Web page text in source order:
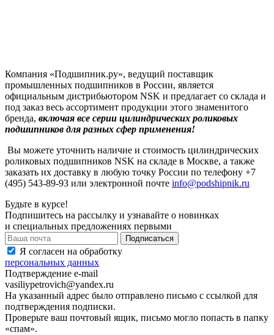
Компания «Подшипник.ру», ведущий поставщик
промышленных подшипников в России, является
официальным дистрибьютором NSK и предлагает со склада и
под заказ весь ассортимент продукции этого знаменитого
бренда, включая все серии цилиндрических роликовых
подшипников для разных сфер применения!
Вы можете уточнить наличие и стоимость цилиндрических
роликовых подшипников NSK на складе в Москве, а также
заказать их доставку в любую точку России по телефону +7
(495) 543-89-93 или электронной почте info@podshipnik.ru
Будьте в курсе!
Подпишитесь на рассылку и узнавайте о новинках
и специальных предложениях первыми
Я согласен на обработку
персональных данных
Подтверждение e-mail
vasiliypetrovich@yandex.ru
На указанный адрес было отправлено письмо с ссылкой для
подтверждения подписки.
Проверьте ваш почтовый ящик, письмо могло попасть в папку
«спам».